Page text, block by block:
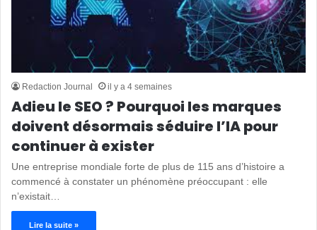
Redaction Journal il y a 4 semaines
Adieu le SEO ? Pourquoi les marques
doivent désormais séduire l’IA pour
continuer à exister
Une entreprise mondiale forte de plus de 115 ans d’histoire a
commencé à constater un phénomène préoccupant : elle
n’existait…
Lire la suite »